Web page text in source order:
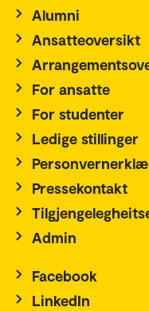
Alumni
Ansatteoversikt
For ansatte
For studenter
Ledige stillinger
Pressekontakt
Admin
Facebook
LinkedIn